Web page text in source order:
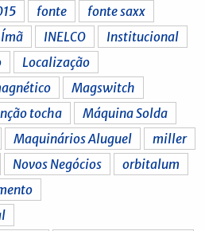
fonte
fonte saxx
Ímã INELCO
Institucional
Localização
Magswitch
tocha
Máquina Solda
Maquinários Aluguel
miller
Novos Negócios
orbitalum